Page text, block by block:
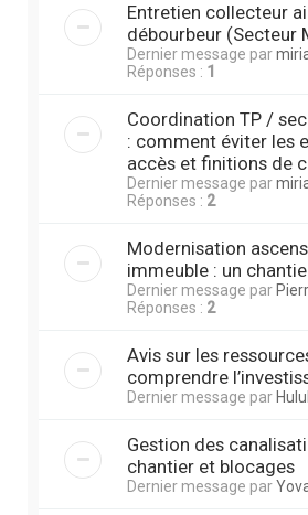
Entretien collecteur
débourbeur (Secteur
Dernier message par
Réponses : 1
Coordination TP /
: comment éviter les
accès et finitions de
Dernier message par
Réponses : 2
Modernisation
immeuble : un
Dernier message par
Réponses : 2
Avis sur les
comprendre
Dernier message par Hulul
Gestion des
chantier et blocages
Dernier message par